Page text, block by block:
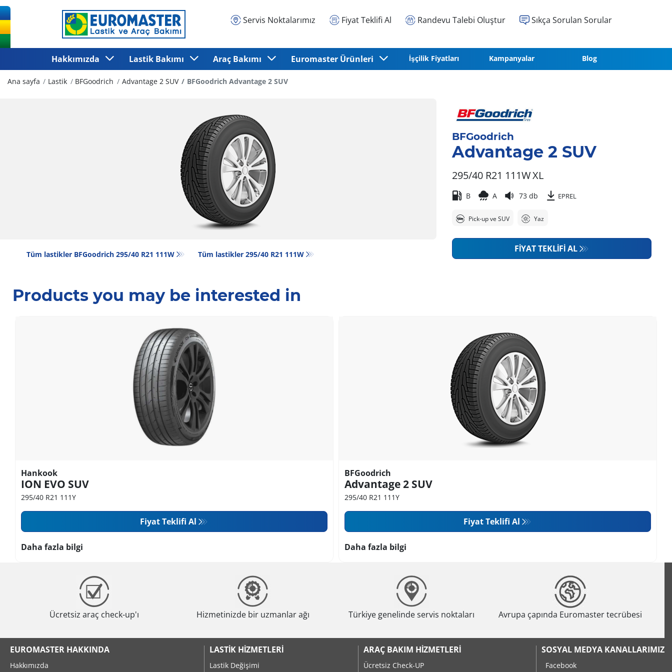
Servis Noktalarımız Fiyat Teklifi Al Randevu Talebi Oluştur Sıkça Sorulan Sorular
Hakkımızda Lastik Bakımı Araç Bakımı Euromaster Ürünleri İşçilik Fiyatları Kampanyalar Blog
Ana sayfa Lastik BFGoodrich Advantage 2 SUV BFGoodrich Advantage 2 SUV
Tüm lastikler BFGoodrich 295/40 R21 111W Tüm lastikler‎ 295/40 R21 111W
BFGoodrich
Advantage 2 SUV
295/40 R21 111WXL
B A 73 db EPREL
Pick-up ve SUV Yaz
FIYAT TEKLIFI AL
Products you may be interested in
Hankook
ION EVO SUV
295/40 R21 111Y
Fiyat Teklifi Al
Daha fazla bilgi
BFGoodrich
Advantage 2 SUV
295/40 R21 111Y
Fiyat Teklifi Al
Daha fazla bilgi
Ücretsiz araç check-up'ı Hizmetinizde bir uzmanlar ağı Türkiye genelinde servis noktaları Avrupa çapında Euromaster tecrübesi
EUROMASTER HAKKINDA
Hakkımızda
LASTIK HIZMETLERI
Lastik Değişimi
ARAÇ BAKIM HIZMETLERI
Ücretsiz Check-UP
SOSYAL MEDYA KANALLARIMIZ
Facebook